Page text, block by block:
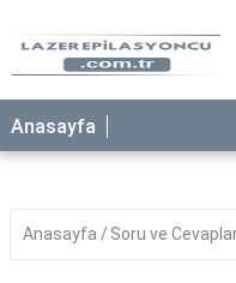
Anasayfa
Anasayfa Soru ve